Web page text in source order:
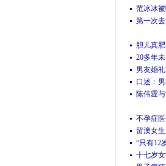
范冰冰
第一次
胆儿真
20多年
男友婚
口述：
陈伟霆
不孕症
留澳女
“只有12
十七岁